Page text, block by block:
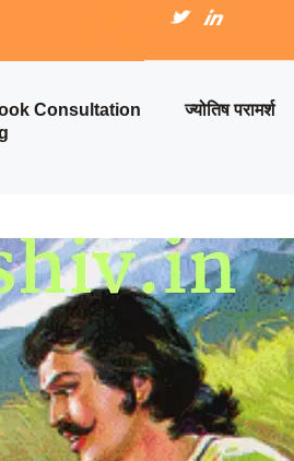
Consultation ज्योतिष परामर्श